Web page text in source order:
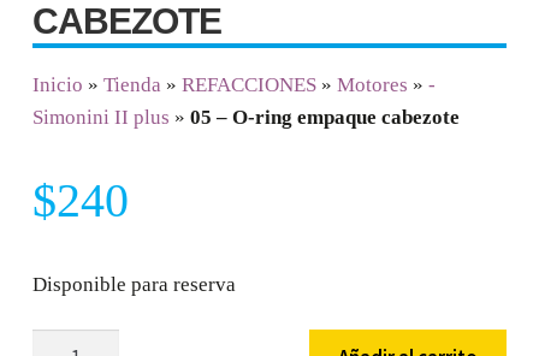
Publicidad
Cursos
Tienda
CABEZOTE
Inicio » Tienda » REFACCIONES » Motores » -
Simonini II plus » 05 – O-ring empaque cabezote
$240
Disponible para reserva